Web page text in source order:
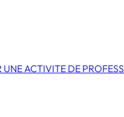
ACTIVITE DE